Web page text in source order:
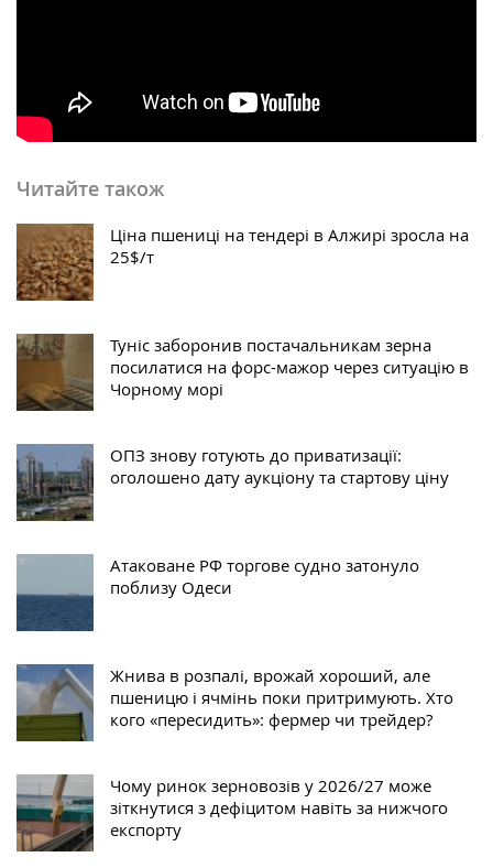
Читайте також
Ціна пшениці на тендері в Алжирі зросла на
25$/т
Туніс заборонив постачальникам зерна
посилатися на форс-мажор через ситуацію в
Чорному морі
ОПЗ знову готують до приватизації:
оголошено дату аукціону та стартову ціну
Атаковане РФ торгове судно затонуло
поблизу Одеси
Жнива в розпалі, врожай хороший, але
пшеницю і ячмінь поки притримують. Хто
кого «пересидить»: фермер чи трейдер?
Чому ринок зерновозів у 2026/27 може
зіткнутися з дефіцитом навіть за нижчого
експорту